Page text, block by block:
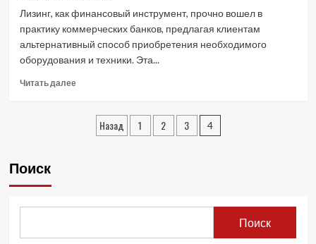
что
выбрать
для
бизнеса?
Лизинг, как финансовый инструмент, прочно вошел в
практику коммерческих банков, предлагая клиентам
альтернативный способ приобретения необходимого
оборудования и техники. Эта...
Читать далееRead
ЛизингПагинация
Назад 1 2 3 4
Поиск
Поиск